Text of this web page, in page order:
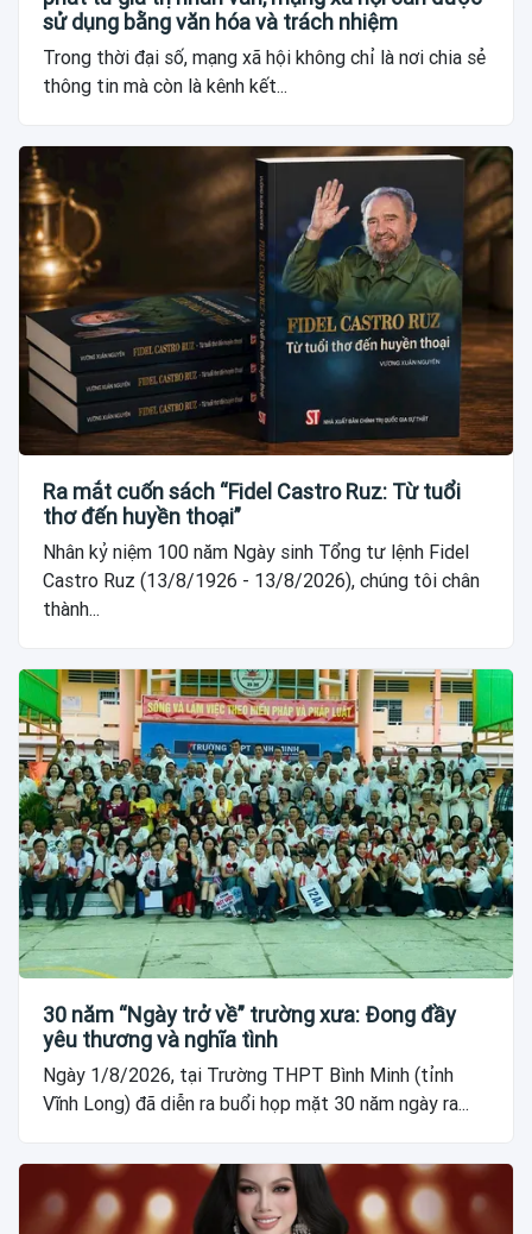
sử dụng bằng văn hóa và trách nhiệm
Trong thời đại số, mạng xã hội không chỉ là nơi chia sẻ
thông tin mà còn là kênh kết...
Ra mắt cuốn sách “Fidel Castro Ruz: Từ tuổi
thơ đến huyền thoại”
Nhân kỷ niệm 100 năm Ngày sinh Tổng tư lệnh Fidel
Castro Ruz (13/8/1926 - 13/8/2026), chúng tôi chân
thành...
30 năm “Ngày trở về” trường xưa: Đong đầy
yêu thương và nghĩa tình
Ngày 1/8/2026, tại Trường THPT Bình Minh (tỉnh
Vĩnh Long) đã diễn ra buổi họp mặt 30 năm ngày ra...